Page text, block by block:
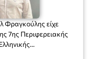
Φραγκούλης είχε
7ης Περιφερειακής
Λ.Σ. κ. Ιωάννη